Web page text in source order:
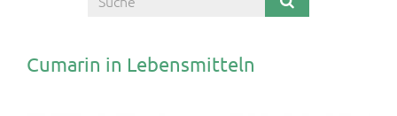
Angebot anfordern
Cumarin in Lebensmitteln